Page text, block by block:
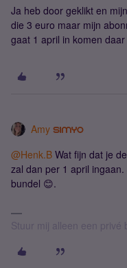
Ja heb door geklikt en
die 3 euro maar mijn
gaat 1 april in komen
Amy
@Henk.B Wat fijn dat je
zal dan per 1 april
bundel 😊.
Stuur mij alleen een privé